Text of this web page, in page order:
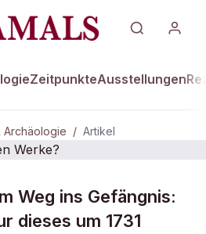
ZeitpunkteAusstellungen
Archäologie / Artikel
beiden Werke?
Weg ins Gefängnis:
dieses um 1731